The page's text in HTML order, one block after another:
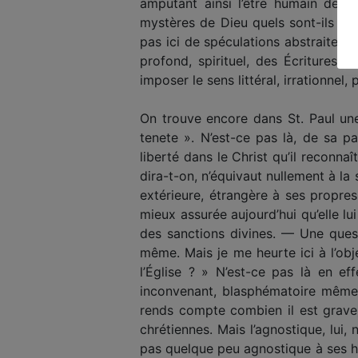
mystères de Dieu quels sont-ils ?
pas ici de spéculations abstraites
profond, spirituel, des Écritures,
imposer le sens littéral, irrationnel,
On trouve encore dans St. Paul
tenete ». N’est-ce pas là, de sa
liberté dans le Christ qu’il
dira-t-on, n’équivaut nullement à
extérieure, étrangère à ses
mieux assurée aujourd’hui
des sanctions divines. — Une
même. Mais je me heurte ici à
l’Église ? » N’est-ce pas là en
inconvenant, blasphématoire
rends compte combien il est
chrétiennes. Mais l’agnostique,
pas quelque peu agnostique à ses